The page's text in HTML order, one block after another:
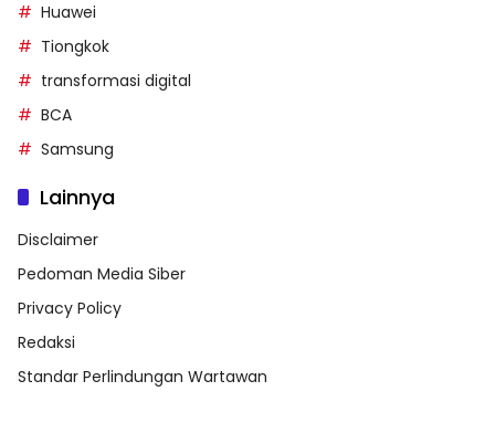
Huawei
Tiongkok
transformasi digital
BCA
Samsung
Lainnya
Disclaimer
Pedoman Media Siber
Privacy Policy
Redaksi
Standar Perlindungan Wartawan